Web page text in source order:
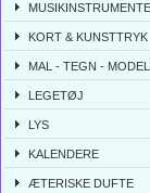
KORT & KUNSTTRYK
MAL - TEGN -
LEGETØJ
LYS
KALENDERE
ÆTERISKE DUFTE